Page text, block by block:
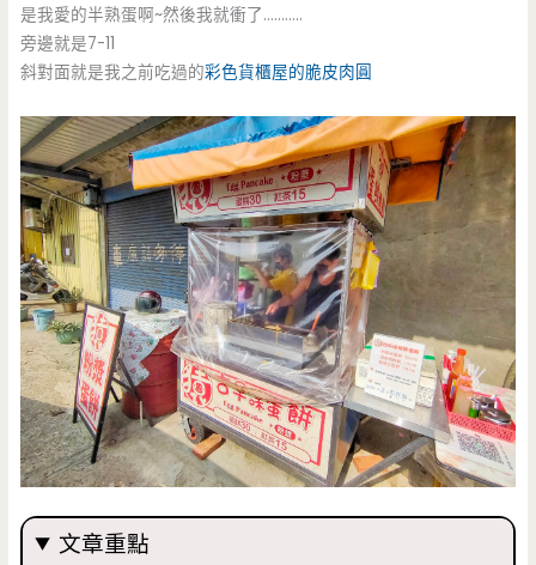
是我愛的半熟蛋啊~然後我就衝了………..
旁邊就是7-11
斜對面就是我之前吃過的彩色貨櫃屋的脆皮肉圓
文章重點